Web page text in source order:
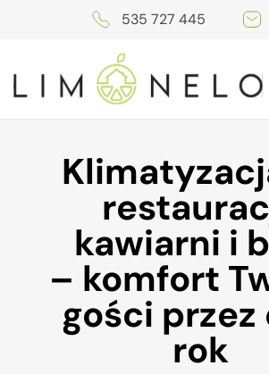
535 727 445
kawiarni i
– komfort
gości przez
rok